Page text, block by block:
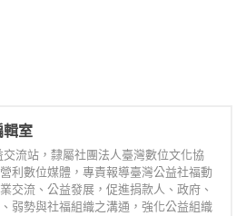
輯室
交流站，隸屬社團法人臺灣數位文化協
利數位媒體，專責報導臺灣公益社福動
交流、公益發展，促進捐款人、政府、
弱勢與社福組織之溝通，強化公益組織